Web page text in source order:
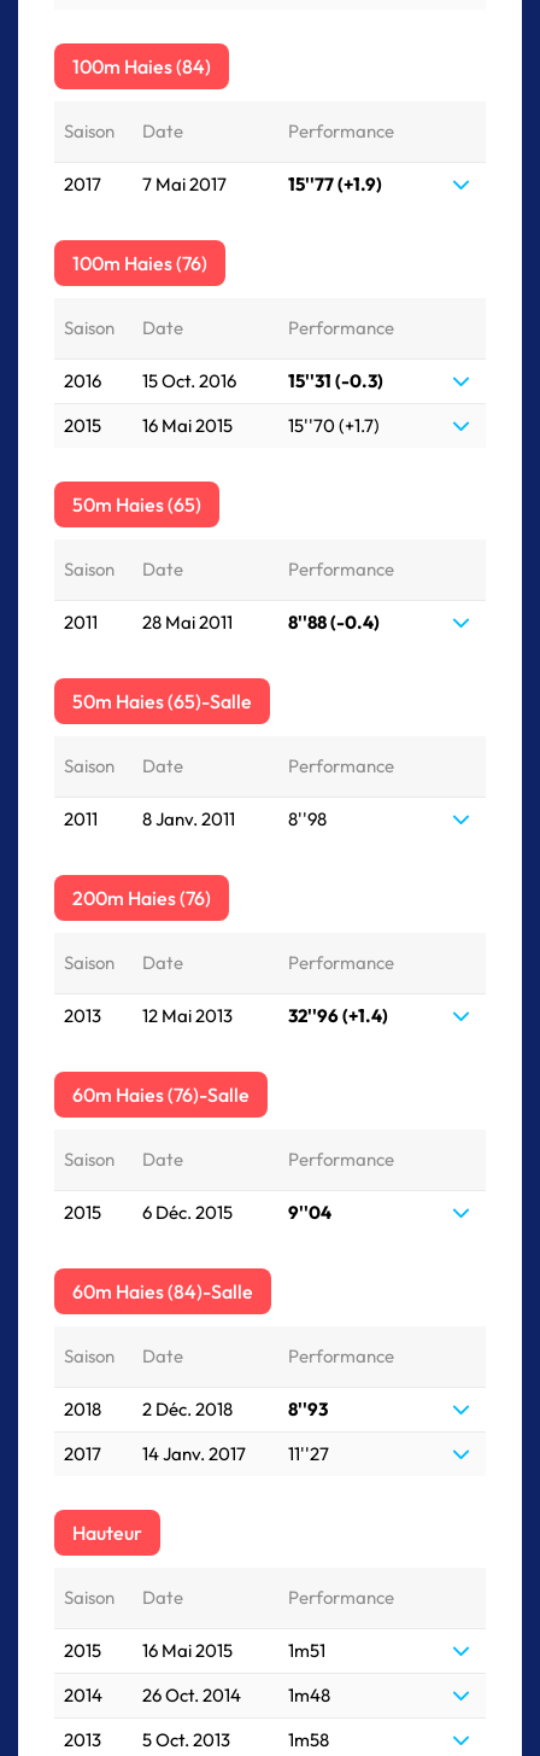
100m Haies (84)
Saison Date Performance
2017 7 Mai 2017 15''77 (+1.9)
100m Haies (76)
Saison Date Performance
2016 15 Oct. 2016
15''31 (-0.3)
2015
16 Mai 2015 15''70 (+1.7)
50m Haies (65)
Saison Date Performance
2011 28 Mai 2011 8''88 (-0.4)
50m Haies (65)-Salle
Saison Date Performance
2011 8 Janv. 2011 8''98
200m Haies (76)
Saison Date Performance
2013 12 Mai 2013 32''96 (+1.4)
60m Haies (76)-Salle
Saison Date Performance
2015 6 Déc. 2015 9''04
60m Haies (84)-Salle
Saison Date Performance
2018 2 Déc. 2018
8''93
2017
14 Janv. 2017 11''27
Hauteur
Saison Date Performance
2015 16 Mai 2015
1m51
2014
26 Oct. 2014
1m48
2013
5 Oct. 2013
1m58